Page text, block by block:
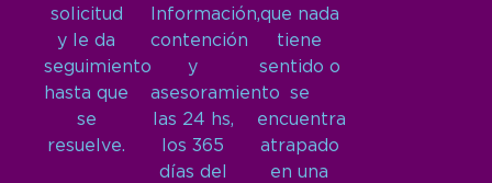
solicitud
y le da
seguimiento
hasta que
se
resuelve.
Información,
contención
y
asesoramiento
las 24 hs,
los 365
días del
que nada
tiene
sentido o
se
encuentra
atrapado
en una